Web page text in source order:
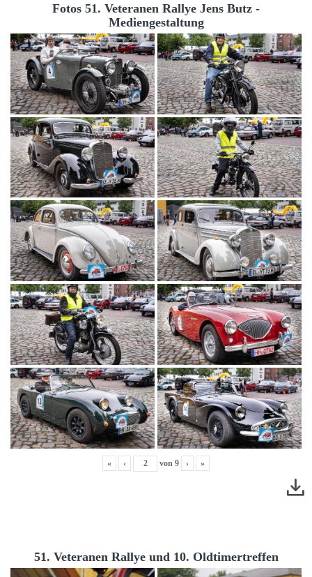
Fotos 51. Veteranen Rallye Jens Butz -
Mediengestaltung
« ‹ von 9 › »
51. Veteranen Rallye und 10. Oldtimertreffen